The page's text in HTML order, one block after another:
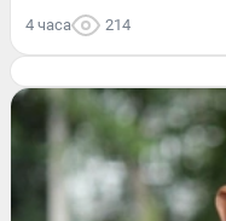
4 часа 214